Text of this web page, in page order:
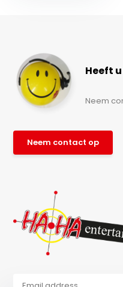
Heeft
Neem
Neem contact op